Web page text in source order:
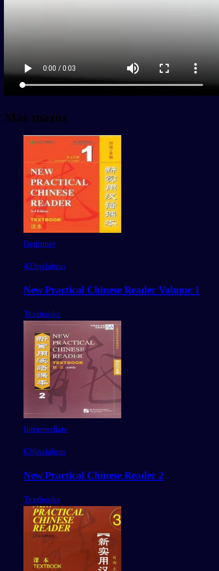
Más mazos
Beginner
433palabras
New Practical Chinese Reader Volume 1
Textbooks
Intermediate
636palabras
New Practical Chinese Reader 2
Textbooks